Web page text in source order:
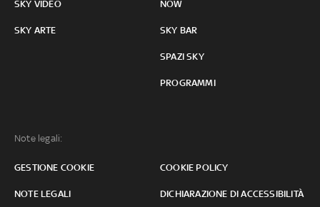
SKY VIDEO
SKY ARTE
NOW
SKY BAR
SPAZI SKY
PROGRAMMI
Note legali:
GESTIONE COOKIE COOKIE POLICY
NOTE LEGALI DICHIARAZIONE DI ACCESSIBILITÀ